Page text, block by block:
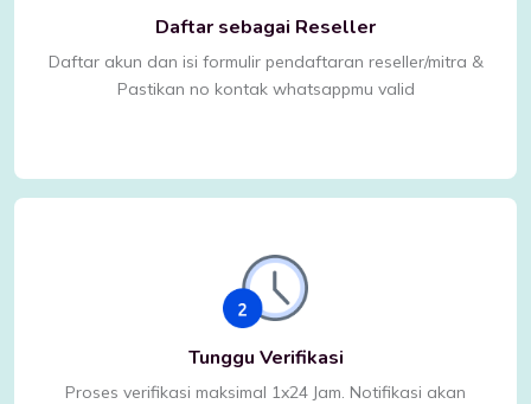
Daftar sebagai Reseller
Daftar akun dan isi formulir pendaftaran reseller/mitra &
Pastikan no kontak whatsappmu valid
Tunggu Verifikasi
Proses verifikasi maksimal 1x24 Jam. Notifikasi akan